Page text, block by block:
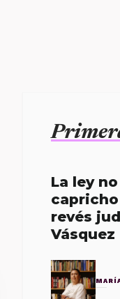
La ley
revés
Vásquez